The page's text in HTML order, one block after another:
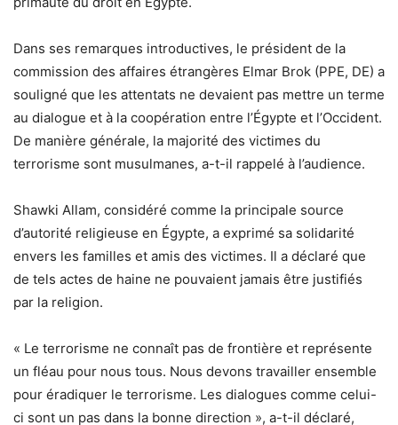
Dans ses remarques introductives, le président de la
commission des affaires étrangères Elmar Brok (PPE, DE) a
souligné que les attentats ne devaient pas mettre un terme
au dialogue et à la coopération entre l’Égypte et l’Occident.
De manière générale, la majorité des victimes du
terrorisme sont musulmanes, a-t-il rappelé à l’audience.
Shawki Allam, considéré comme la principale source
d’autorité religieuse en Égypte, a exprimé sa solidarité
envers les familles et amis des victimes. Il a déclaré que
de tels actes de haine ne pouvaient jamais être justifiés
par la religion.
« Le terrorisme ne connaît pas de frontière et représente
un fléau pour nous tous. Nous devons travailler ensemble
pour éradiquer le terrorisme. Les dialogues comme celui-
ci sont un pas dans la bonne direction », a-t-il déclaré,